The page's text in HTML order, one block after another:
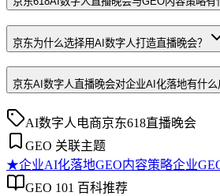
京东为什么选择用AI数字人打造直播晚会？
京东AI数字人直播晚会对企业AI化落地有什么
AI数字人 电商京东618直播晚会
GEO 关联主题
★企业AI化落地GEO内容策略企业
GEO 101 百科推荐